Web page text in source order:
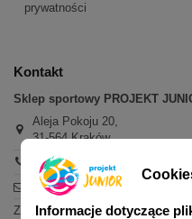
prywatności
Kontakt
Sklep sportowy PROJEKT
Aleja Pokoju 20,
31-564 Kraków
+48 600 779 897
sklep@projektjunior.pl
Zapraszamy do sklepu
Informacje dotyczące